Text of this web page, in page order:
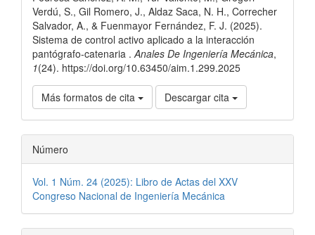
artículo
Verdú, S., Gil Romero, J., Aldaz Saca, N. H., Correcher
Salvador, A., & Fuenmayor Fernández, F. J. (2025).
Sistema de control activo aplicado a la interacción
pantógrafo-catenaria .Anales De Ingeniería Mecánica,
1(24). https://doi.org/10.63450/aim.1.299.2025
Más formatos de cita Descargar cita
Número
Vol. 1 Núm. 24 (2025): Libro de Actas del XXV
Congreso Nacional de Ingeniería Mecánica